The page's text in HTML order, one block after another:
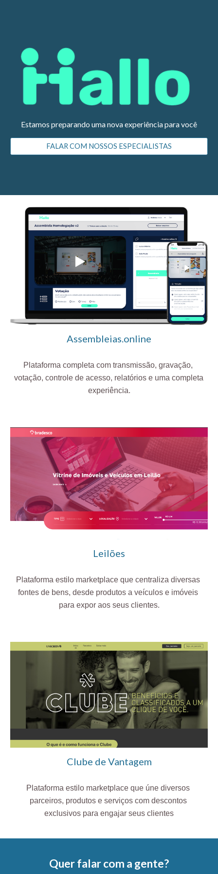
Estamos preparando uma nova experiência para você
FALAR COM NOSSOS ESPECIALISTAS
Assembleias.online
Plataforma completa com transmissão, gravação,
votação, controle de acesso, relatórios e uma completa
experiência.
Leilões
Plataforma estilo marketplace que centraliza diversas
fontes de bens, desde produtos a veículos e imóveis
para expor aos seus clientes.
Clube de Vantagem
Plataforma estilo marketplace que úne diversos
parceiros, produtos e serviços com descontos
exclusivos para engajar seus clientes
Quer falar com a gente?